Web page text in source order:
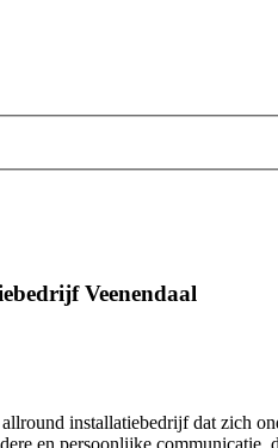
Veenendaal
installatiebedrijf dat zich
en persoonlijke